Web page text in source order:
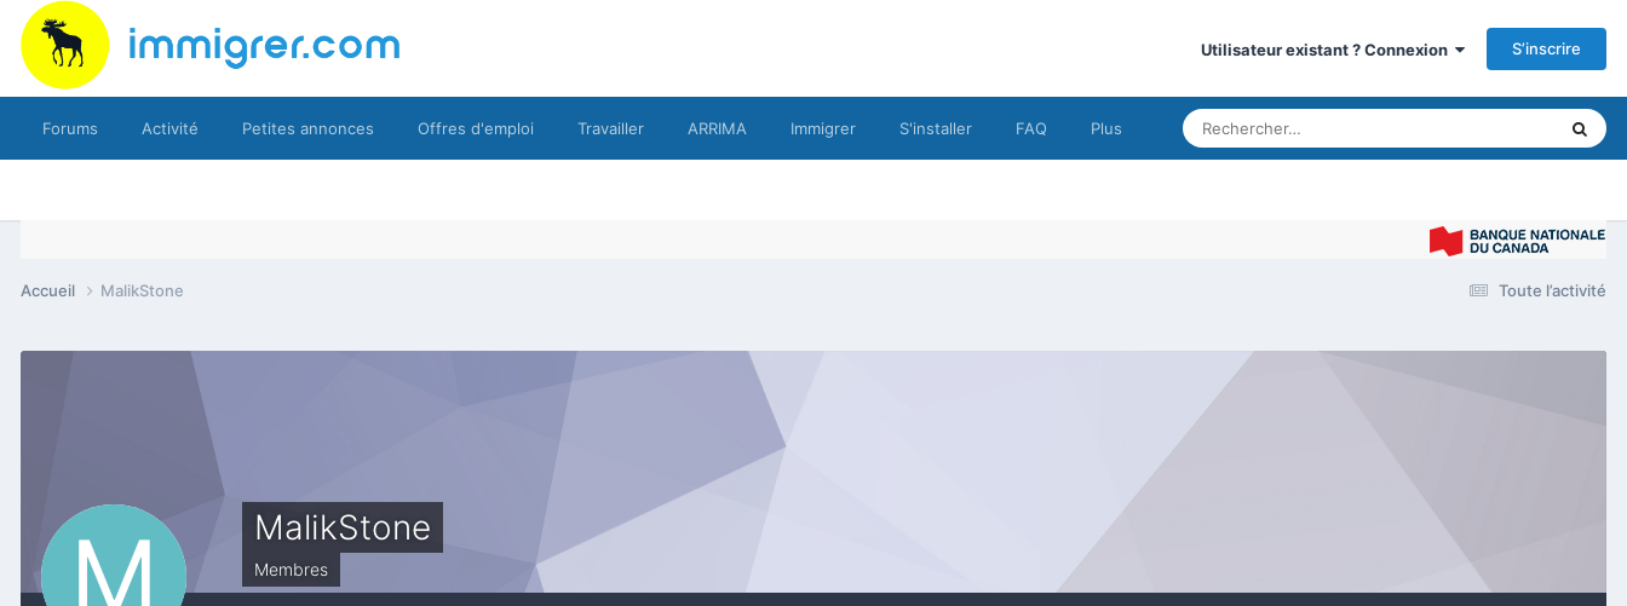
Utilisateur existant ? Connexion S’inscrire
Forums Activité Petites annonces Offres d'emploi Travailler ARRIMA Immigrer S'installer FAQ Plus
Toute l’activité
Accueil MalikStone
MalikStone
Membres